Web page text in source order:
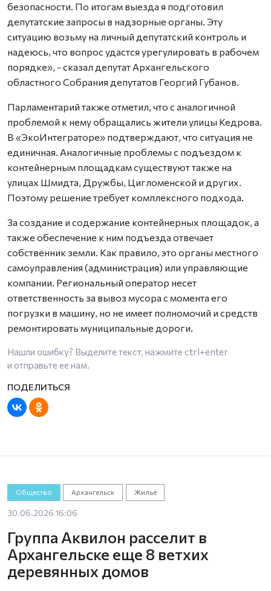
безопасности. По итогам выезда я подготовил
депутатские запросы в надзорные органы. Эту
ситуацию возьму на личный депутатский контроль и
надеюсь, что вопрос удастся урегулировать в рабочем
порядке», - сказал депутат Архангельского
областного Собрания депутатов Георгий Губанов.
Парламентарий также отметил, что с аналогичной
проблемой к нему обращались жители улицы Кедрова.
В «ЭкоИнтеграторе» подтверждают, что ситуация не
единичная. Аналогичные проблемы с подъездом к
контейнерным площадкам существуют также на
улицах Шмидта, Дружбы, Цигломенской и других.
Поэтому решение требует комплексного подхода.
За создание и содержание контейнерных площадок, а
также обеспечение к ним подъезда отвечает
собственник земли. Как правило, это органы местного
самоуправления (администрация) или управляющие
компании. Региональный оператор несет
ответственность за вывоз мусора с момента его
погрузки в машину, но не имеет полномочий и средств
ремонтировать муниципальные дороги.
Нашли ошибку? Выделите текст, нажмите ctrl+enter
и отправьте ее нам.
Общество Архангельск Жильё
30.06.2026 16:06
Группа Аквилон расселит в
Архангельске еще 8 ветхих
деревянных домов